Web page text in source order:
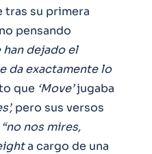
tras su primera
pensando
han dejado el
da exactamente lo
que ‘Move’jugaba
pero sus versos
“no nos mires,
a cargo de una